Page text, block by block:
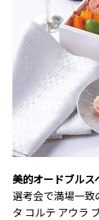
美的オードブル
選考会で満場一
タ コルテ アウラ